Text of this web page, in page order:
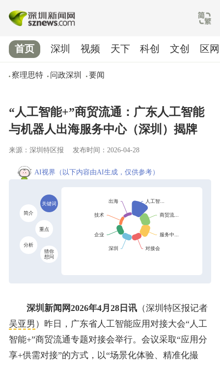
首页
察理思特 问政深圳 要闻
深圳 视频 天下 科创 文创 区网
“人工智能+”商贸流通：广东人工智能
与机器人出海服务中心（深圳）揭牌
来源：深圳特区报 发布时间：2026-04-28
AI视界 （以下内容由AI生成，仅供参考）
关键词
简介
重点
分析
猜你
想问
深圳新闻网2026年4月28日 讯（深圳特区报记者
吴亚男 ）昨日，广东省人工智能应用对接大会“人工
智能+”商贸流通专题对接会举行。会议采取“应用分
享+供需对接”的方式，以“场景化体验、精准化撮